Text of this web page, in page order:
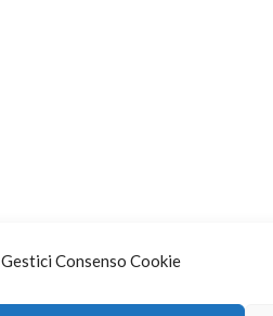
Gestici Consenso Cookie